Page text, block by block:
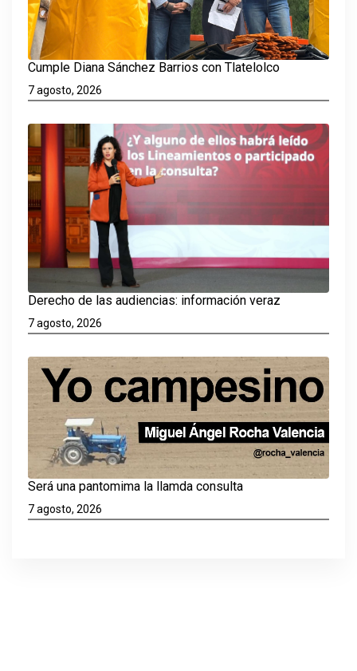
Cumple Diana Sánchez Barrios con Tlatelolco
7 agosto, 2026
Derecho de las audiencias: información veraz
7 agosto, 2026
Será una pantomima la llamda consulta
7 agosto, 2026